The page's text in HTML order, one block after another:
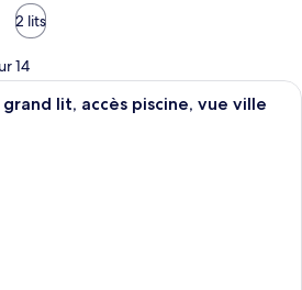
2 lits
14
Une chambre d’hôtel avec un
lit, accès piscine, vue ville